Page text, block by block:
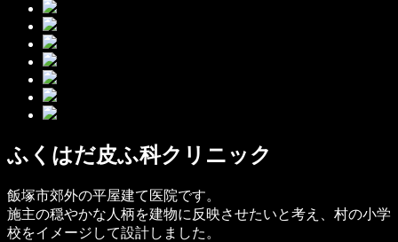
ふくはだ皮ふ科クリニック
飯塚市郊外の平屋建て医院です。
施主の穏やかな人柄を建物に反映させたいと考え、村の小学
校をイメージして設計しました。